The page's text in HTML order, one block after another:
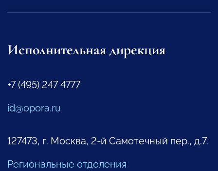
Исполнительная дирекция
+7 (495) 247 4777
id@opora.ru
127473, г. Москва, 2-й Самотечный пер., д.7.
Региональные отделения